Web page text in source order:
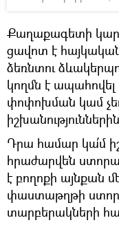
Քաղաքագետի
ցավոտ է
ձեռնտու
կողմն է
փոփոխման կամ
Դրա համար կա՛մ
հրաժարվեն
է բողոքի այնքան
փաստաթղթի
տարբերակների